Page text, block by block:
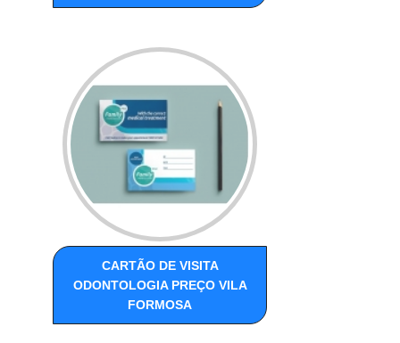
CARTÃO DE VISITA
ODONTOLOGIA PREÇO VILA
FORMOSA